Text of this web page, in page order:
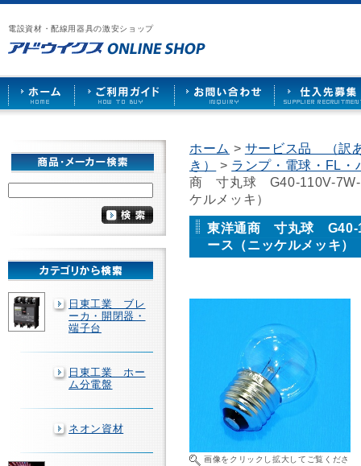
電設資材・配線用器具の激安ショップ
漏
電
ブ
レ
ー
カ
ー
や
照
ケ
ッ
ト
な
で
販
売
ア
ウ
イ
ス
HOME
ご
用
ガ
ド
お
い
合
せ
仕
先
募
日東工業 ブレ
ーカ・開閉器・
端子台
日東工業 ホー
ム分電盤
ネオン資材
ホーム > サービス品 （訳
き）
> ランプ・電球・FL・
商 寸丸球 G40-110V-
ケルメッキ）
東洋通商 寸丸球 G40-
ース（ニッケルメッキ）
画像をクリックし拡大してご覧くださ